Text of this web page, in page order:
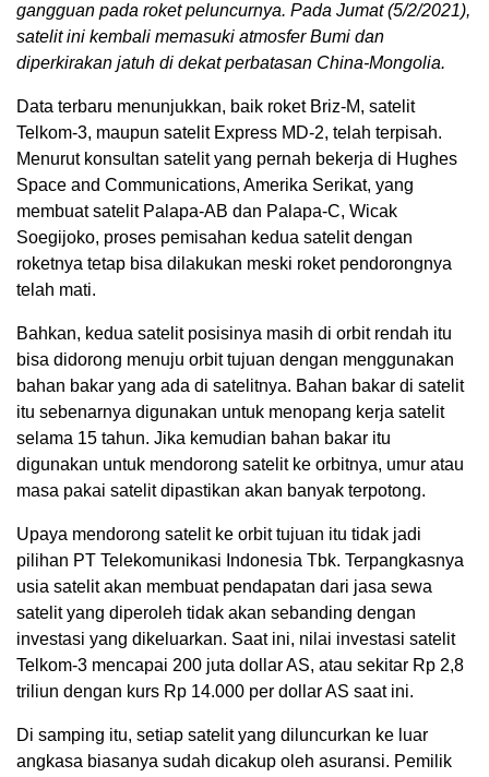
gangguan pada roket peluncurnya. Pada Jumat (5/2/2021),
satelit ini kembali memasuki atmosfer Bumi dan
diperkirakan jatuh di dekat perbatasan China-Mongolia.
Data terbaru menunjukkan, baik roket Briz-M, satelit
Telkom-3, maupun satelit Express MD-2, telah terpisah.
Menurut konsultan satelit yang pernah bekerja di Hughes
Space and Communications, Amerika Serikat, yang
membuat satelit Palapa-AB dan Palapa-C, Wicak
Soegijoko, proses pemisahan kedua satelit dengan
roketnya tetap bisa dilakukan meski roket pendorongnya
telah mati.
Bahkan, kedua satelit posisinya masih di orbit rendah itu
bisa didorong menuju orbit tujuan dengan menggunakan
bahan bakar yang ada di satelitnya. Bahan bakar di satelit
itu sebenarnya digunakan untuk menopang kerja satelit
selama 15 tahun. Jika kemudian bahan bakar itu
digunakan untuk mendorong satelit ke orbitnya, umur atau
masa pakai satelit dipastikan akan banyak terpotong.
Upaya mendorong satelit ke orbit tujuan itu tidak jadi
pilihan PT Telekomunikasi Indonesia Tbk. Terpangkasnya
usia satelit akan membuat pendapatan dari jasa sewa
satelit yang diperoleh tidak akan sebanding dengan
investasi yang dikeluarkan. Saat ini, nilai investasi satelit
Telkom-3 mencapai 200 juta dollar AS, atau sekitar Rp 2,8
triliun dengan kurs Rp 14.000 per dollar AS saat ini.
Di samping itu, setiap satelit yang diluncurkan ke luar
angkasa biasanya sudah dicakup oleh asuransi. Pemilik